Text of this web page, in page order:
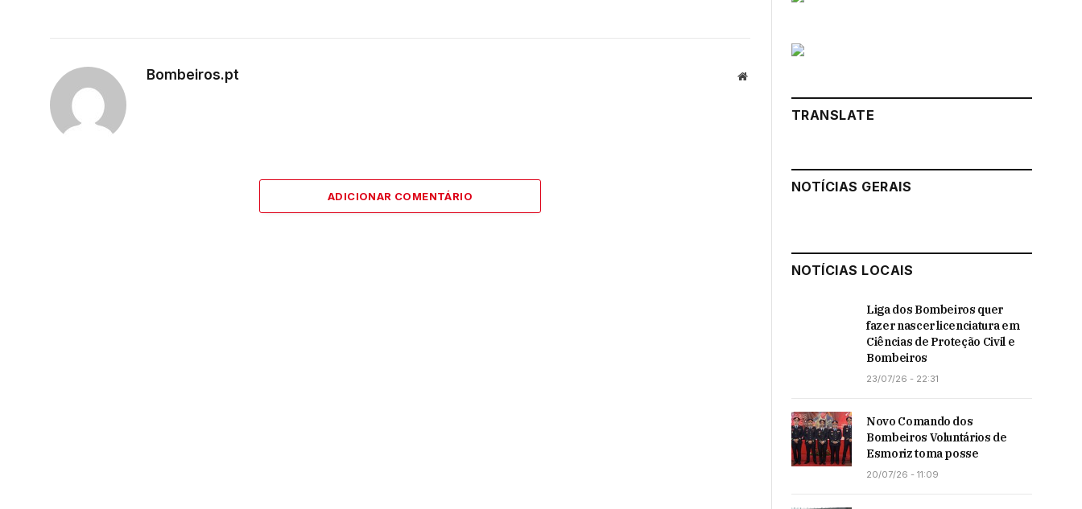
Bombeiros.pt Website
ADICIONAR COMENTÁRIO
TRANSLATE
NOTÍCIAS GERAIS
NOTÍCIAS LOCAIS
Liga dos Bombeiros quer
fazer nascer licenciatura em
Ciências de Proteção Civil e
Bombeiros
23/07/26 - 22:31
Novo Comando dos
Bombeiros Voluntários de
Esmoriz toma posse
20/07/26 - 11:09